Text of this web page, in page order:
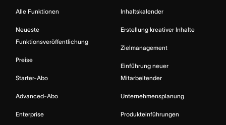
Alle Funktionen
Neueste
Funktionsveröffentlichung
Preise
Starter-Abo
Advanced-Abo
Enterprise
Inhaltskalender
Erstellung kreativer Inhalte
Zielmanagement
Einführung neuer
Mitarbeitender
Unternehmensplanung
Produkteinführungen